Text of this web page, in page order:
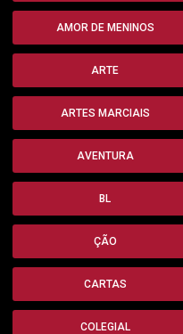
AMOR DE MENINOS
ARTE
ARTES MARCIAIS
AVENTURA
BL
ÇÃO
CARTAS
COLEGIAL